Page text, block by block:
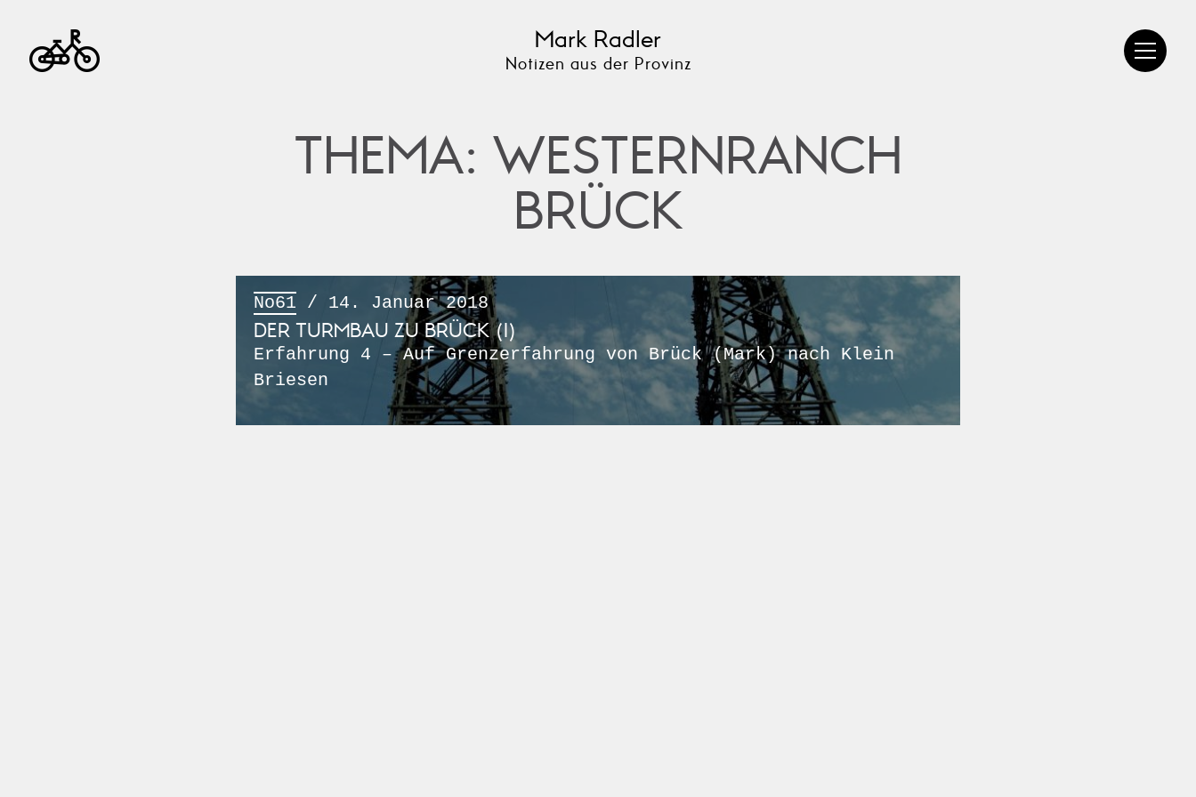
Mark Radler
Notizen aus der Provinz
THEMA: WESTERNRANCH
BRÜCK
No61 / 14. Januar 2018
DER TURMBAU ZU BRÜCK (I)
Erfahrung 4 – Auf Grenzerfahrung von Brück (Mark) nach Klein
Briesen